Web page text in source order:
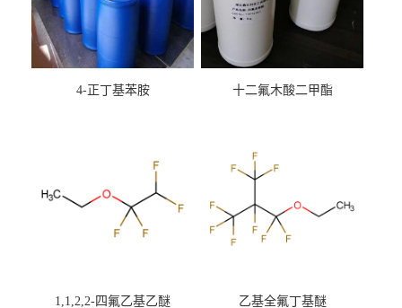
4-正丁基苯胺 十二氟木酸二甲酯
1,1,2,2-四氟乙基乙醚 乙基全氟丁基醚